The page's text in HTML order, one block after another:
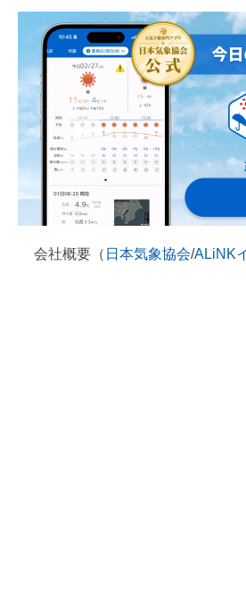
会社概要（ 日本気象協会/ALiNK